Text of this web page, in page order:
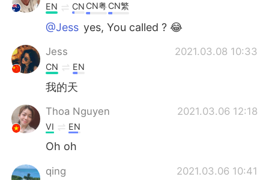
Indonesia Italiano
Português
EN CN CN粤CN繁
@Jess yes, You called ? 😂
Jess 2021.03.08 10:33
CN EN
我的天
Thoa Nguyen 2021.03.06 12:18
VI EN
Oh oh
qing 2021.03.06 10:41